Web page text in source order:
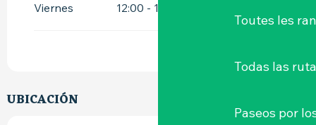
Toutes les
Todas las
Paseos por
Viernes 12:00 - 14:30
UBICACIÓN